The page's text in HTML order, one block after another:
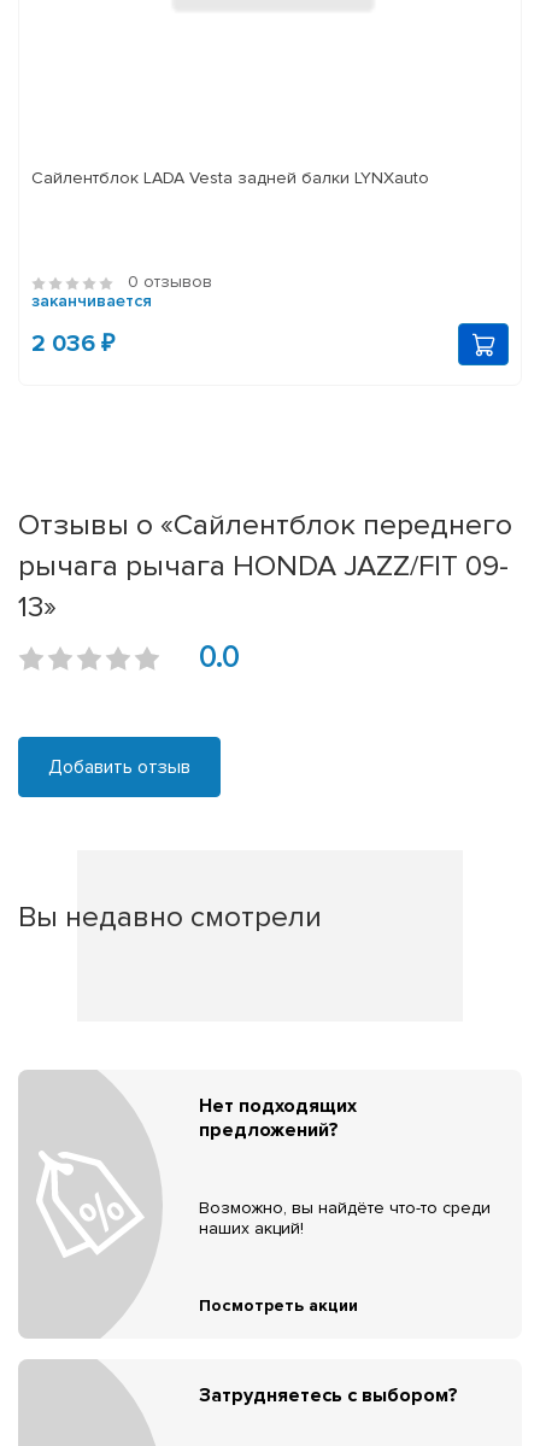
Сайлентблок LADA Vesta задней балки LYNXauto
0 отзывов
заканчивается
2 036 ₽
Отзывы о «Сайлентблок переднего
рычага рычага HONDA JAZZ/FIT 09-
13»
0.0
Добавить отзыв
Вы недавно смотрели
Нет подходящих
предложений?
Возможно, вы найдёте что-то среди
наших акций!
Посмотреть акции
Затрудняетесь с выбором?